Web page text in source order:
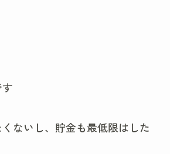
ないし、貯金も最低限はした